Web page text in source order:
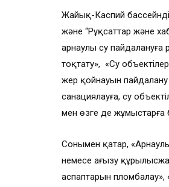
Жайық-Каспий
және “Рұқсаттар және
арнаулы су пайдалануға
тоқтату», «Су
жер қойнауын пайдалану
санациялауға, су
мен өзге де
Сонымен қатар,
немесе ағызу
аспаптарын пломбалау»,